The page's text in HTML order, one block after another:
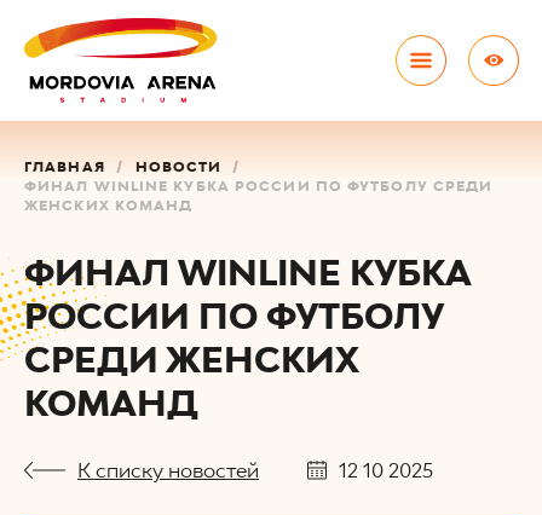
ГЛАВНАЯ
НОВОСТИ
ФИНАЛ WINLINE КУБКА РОССИИ ПО ФУТБОЛУ СРЕДИ
ЖЕНСКИХ КОМАНД
ФИНАЛ WINLINE КУБКА
РОССИИ ПО ФУТБОЛУ
СРЕДИ ЖЕНСКИХ
КОМАНД
К списку новостей 12 10 2025